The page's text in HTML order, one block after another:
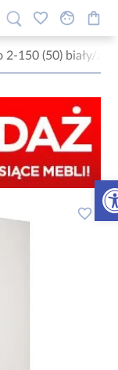
2-150 (50) biały/